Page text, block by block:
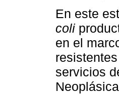
En este
coli
en el
servicios